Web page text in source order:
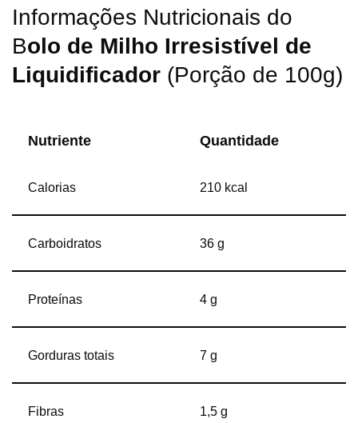
Informações Nutricionais do
Bolo de Milho Irresistível de
Liquidificador (Porção de 100g)
Nutriente Quantidade
Calorias 210 kcal
Carboidratos 36 g
Proteínas 4 g
Gorduras totais 7 g
Fibras 1,5 g